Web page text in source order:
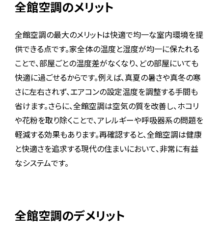
全館空調のメリット
全館空調の最大のメリットは快適で均一な室内環境を提
供できる点です。家全体の温度と湿度が均一に保たれる
ことで、部屋ごとの温度差がなくなり、どの部屋にいても
快適に過ごせるからです。例えば、真夏の暑さや真冬の寒
さに左右されず、エアコンの設定温度を調整する手間も
省けます。さらに、全館空調は空気の質を改善し、ホコリ
や花粉を取り除くことで、アレルギーや呼吸器系の問題を
軽減する効果もあります。再確認すると、全館空調は健康
と快適さを追求する現代の住まいにおいて、非常に有益
なシステムです。
全館空調のデメリット